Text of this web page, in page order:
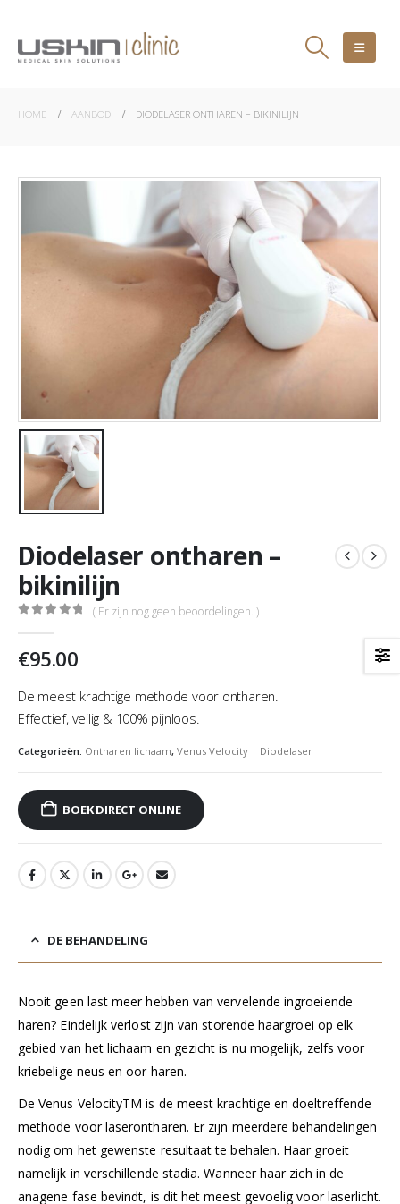
HOME AANBOD DIODELASER ONTHAREN – BIKINILIJN
Diodelaser ontharen –
bikinilijn
( Er zijn nog geen beoordelingen. )
€95.00
De meest krachtige methode voor ontharen.
Effectief, veilig & 100% pijnloos.
Categorieën: Ontharen lichaam, Venus Velocity | Diodelaser
BOEK DIRECT ONLINE
DE BEHANDELING
Nooit geen last meer hebben van vervelende ingroeiende
haren? Eindelijk verlost zijn van storende haargroei op elk
gebied van het lichaam en gezicht is nu mogelijk, zelfs voor
kriebelige neus en oor haren.
De Venus VelocityTM is de meest krachtige en doeltreffende
methode voor laserontharen. Er zijn meerdere behandelingen
nodig om het gewenste resultaat te behalen. Haar groeit
namelijk in verschillende stadia. Wanneer haar zich in de
anagene fase bevindt, is dit het meest gevoelig voor laserlicht.